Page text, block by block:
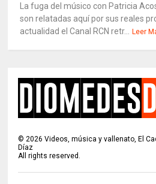
La fuga del músico con Patricia
son relatadas aquí por sus reales
actualidad el Canal RCN retr... Leer
©2026 Videos, música y vallenato, El
Díaz
All rights reserved.